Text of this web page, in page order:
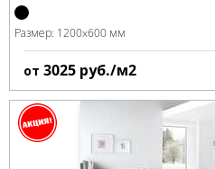
Размер: 1200x600 мм
от 3025 руб./м2